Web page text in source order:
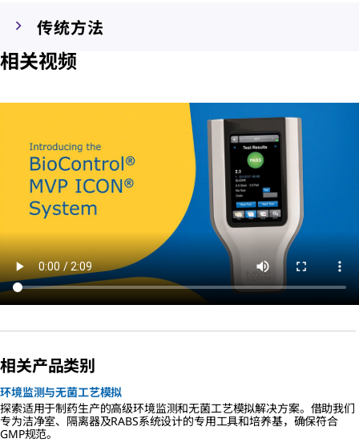
传统方法
相关视频
相关产品类别
环境监测与无菌工艺模拟
探索适用于制药生产的高级环境监测和无菌工艺模拟解决方案。借助我们
专为洁净室、隔离器及RABS系统设计的专用工具和培养基，确保符合
GMP规范。